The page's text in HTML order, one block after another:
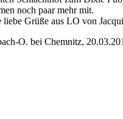
noch paar mehr mit.
liebe Grüße aus LO von
O. bei Chemnitz,